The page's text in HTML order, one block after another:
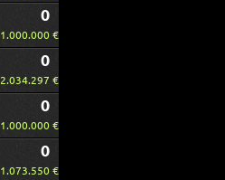
0
1.000.000 €
0
2.034.297 €
0
1.000.000 €
0
1.073.550 €